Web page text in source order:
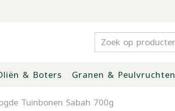
& Boters Granen & Peulvruchten
Tuinbonen Sabah 700g